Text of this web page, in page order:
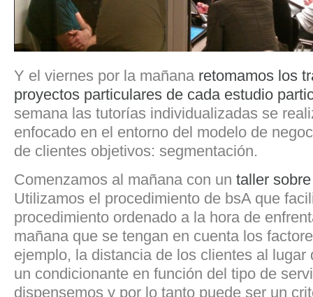
Y el viernes por la mañana retomamos los
proyectos particulares de cada estudio
semana las tutorías individualizadas se
enfocado en el entorno del modelo de
de clientes objetivos: segmentación.
Comenzamos al mañana con un taller
Utilizamos el procedimiento de bsA que
procedimiento ordenado a la hora de
mañana que se tengan en cuenta los
ejemplo, la distancia de los clientes al lugar
un condicionante en función del tipo de
dispensemos y por lo tanto puede ser un